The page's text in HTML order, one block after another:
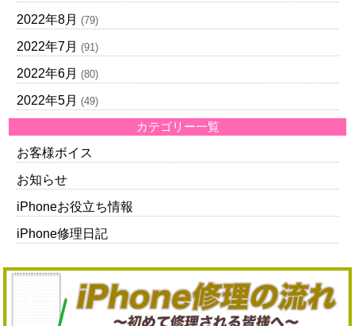
2022年8月 (79)
2022年7月 (91)
2022年6月 (80)
2022年5月 (49)
カテゴリー一覧
お客様ボイス
お知らせ
iPhoneお役立ち情報
iPhone修理日記